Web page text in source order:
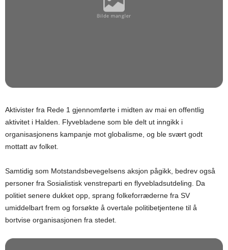
Aktivister fra Rede 1 gjennomførte i midten av mai en offentlig
aktivitet i Halden. Flyvebladene som ble delt ut inngikk i
organisasjonens kampanje mot globalisme, og ble svært godt
mottatt av folket.
Samtidig som Motstandsbevegelsens aksjon pågikk, bedrev også
personer fra Sosialistisk venstreparti en flyvebladsutdeling. Da
politiet senere dukket opp, sprang folkeforræderne fra SV
umiddelbart frem og forsøkte å overtale politibetjentene til å
bortvise organisasjonen fra stedet.